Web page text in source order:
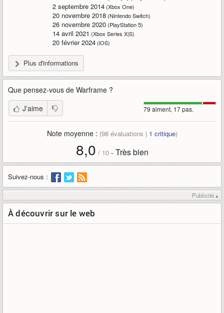
2 septembre 2014(Xbox One)
20 novembre 2018(Nintendo Switch)
26 novembre 2020(PlayStation 5)
14 avril 2021 (Xbox Series X|S)
20 février 2024(iOS)
Plus d'informations
Que pensez-vous de Warframe ?
79 aiment, 17 pas.
J'aime
Note moyenne : (98évaluations | 1 critique)
8,0 / 10- Très bien
Suivez-nous :
Publicité ▴
À découvrir sur le web